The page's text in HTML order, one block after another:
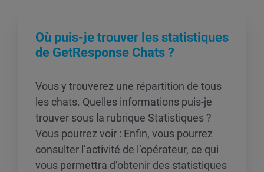
Où puis-je trouver les statistiques
de GetResponse Chats ?
Vous y trouverez une répartition de tous
les chats. Quelles informations puis-je
trouver sous la rubrique Statistiques ?
Vous pourrez voir : Enfin, vous pourrez
consulter l’activité de l’opérateur, ce qui
vous permettra d’obtenir des statistiques